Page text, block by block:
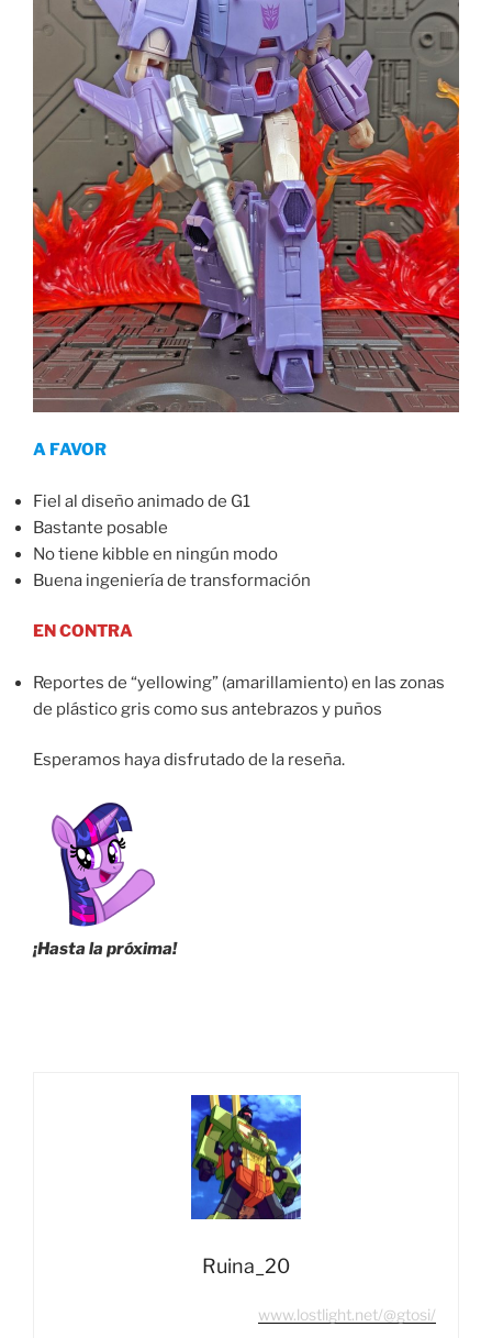
A FAVOR
Fiel al diseño animado de G1
Bastante posable
No tiene kibble en ningún modo
Buena ingeniería de transformación
EN CONTRA
Reportes de “yellowing” (amarillamiento) en las zonas
de plástico gris como sus antebrazos y puños
Esperamos haya disfrutado de la reseña.
¡Hasta la próxima!
Ruina_20
www.lostlight.net/@gtosi/